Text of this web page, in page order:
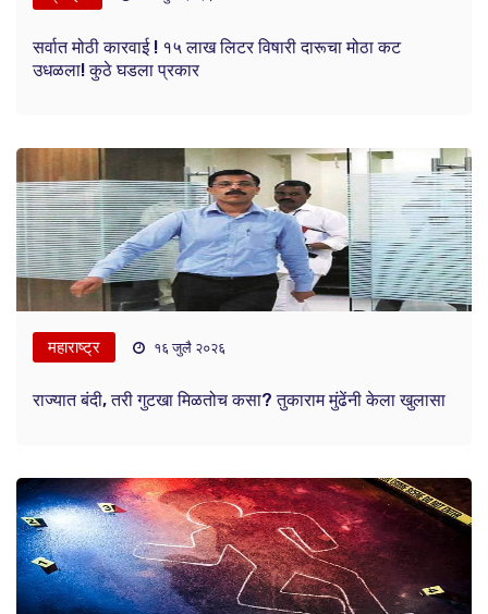
सर्वात मोठी कारवाई ! १५ लाख लिटर विषारी दारूचा मोठा कट
उधळला! कुठे घडला प्रकार
महाराष्ट्र १६ जुलै २०२६
राज्यात बंदी, तरी गुटखा मिळतोच कसा? तुकाराम मुंढेंनी केला खुलासा